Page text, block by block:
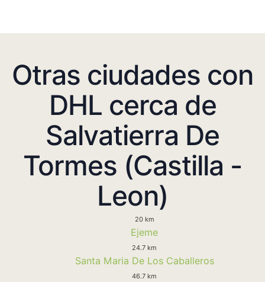
Otras ciudades con
DHL cerca de
Salvatierra De
Tormes (Castilla -
Leon)
20 km
Ejeme
24.7 km
Santa Maria De Los Caballeros
46.7 km